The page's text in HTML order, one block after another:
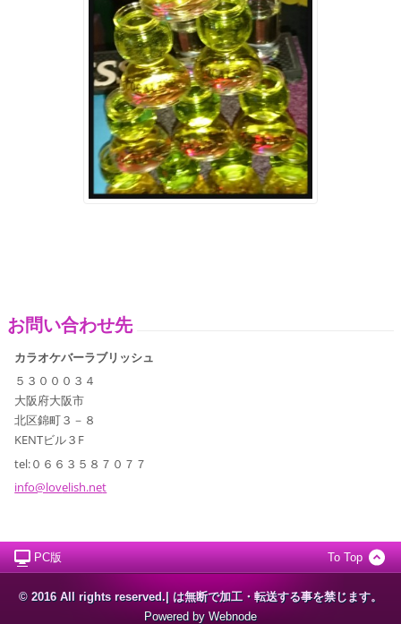
お問い合わせ先
カラオケバーラブリッシュ
５３０００３４
大阪府大阪市
北区錦町３－８
KENTビル３F
tel:０６６３５８７０７７
info@lovelish.net
PC版 To Top
© 2016 All rights reserved.| は無断で加工・転送する事を禁じます。
Powered by Webnode